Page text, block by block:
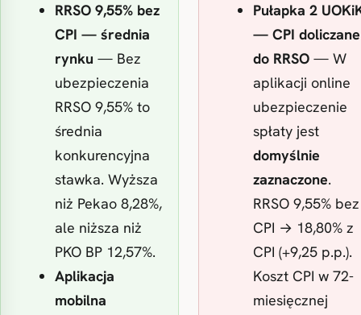
RRSO 9,55% bez
CPI — średnia
rynku — Bez
ubezpieczenia
RRSO 9,55% to
średnia
konkurencyjna
stawka. Wyższa
niż Pekao 8,28%,
ale niższa niż
PKO BP 12,57%.
Aplikacja
mobilna
Pułapka 2
— CPI doliczane
do RRSO — W
aplikacji online
ubezpieczenie
spłaty jest
domyślnie
zaznaczone.
RRSO 9,55% bez
CPI → 18,80% z
CPI (+9,25 p.p.).
Koszt CPI w 72-
miesięcznej